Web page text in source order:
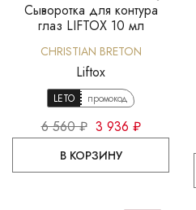
Сыворотка для контура
глаз LIFTOX 10 мл
CHRISTIAN BRETON
Liftox
LETO промокод
6 560 ₽ 3 936 ₽
В КОРЗИНУ